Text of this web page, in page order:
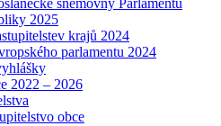
sněmovny Parlamentu
2025
krajů 2024
parlamentu 2024
2022 – 2026
obce